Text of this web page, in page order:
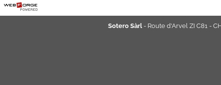
Sotero Sàrl- Route d'Arvel ZI C81 -